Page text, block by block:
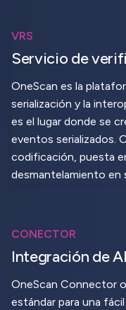
VRS
Servicio de
OneScan es la
serialización y la
es el lugar donde se
eventos serializados.
codificación, puesta
desmantelamiento en
CONECTOR
Integración de
OneScan Connector
estándar para una